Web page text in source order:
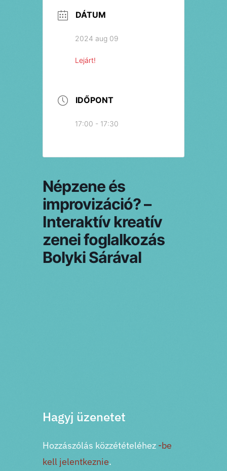
DÁTUM
2024 aug 09
Lejárt!
IDŐPONT
17:00 - 17:30
Népzene és
improvizáció? –
Interaktív kreatív
zenei foglalkozás
Bolyki Sárával
Hagyj üzenetet
Hozzászólás közzétételéhez -be
kell jelentkeznie.